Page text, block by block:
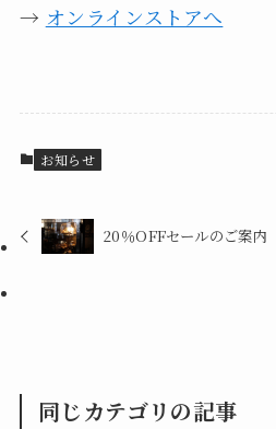
→ オンラインストアへ
お知らせ
20％OFFセールのご案内
同じカテゴリの記事